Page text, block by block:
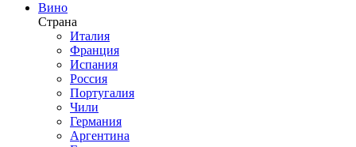
Вино
Страна
Италия
Франция
Испания
Россия
Португалия
Чили
Германия
Аргентина